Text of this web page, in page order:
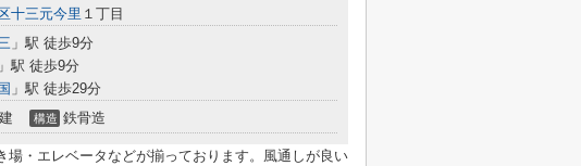
十三元今里 １丁目
」駅 徒歩9分
」駅 徒歩9分
」駅 徒歩29分
構造 鉄骨造
場・エレベータなどが揃っております。風通しが良い